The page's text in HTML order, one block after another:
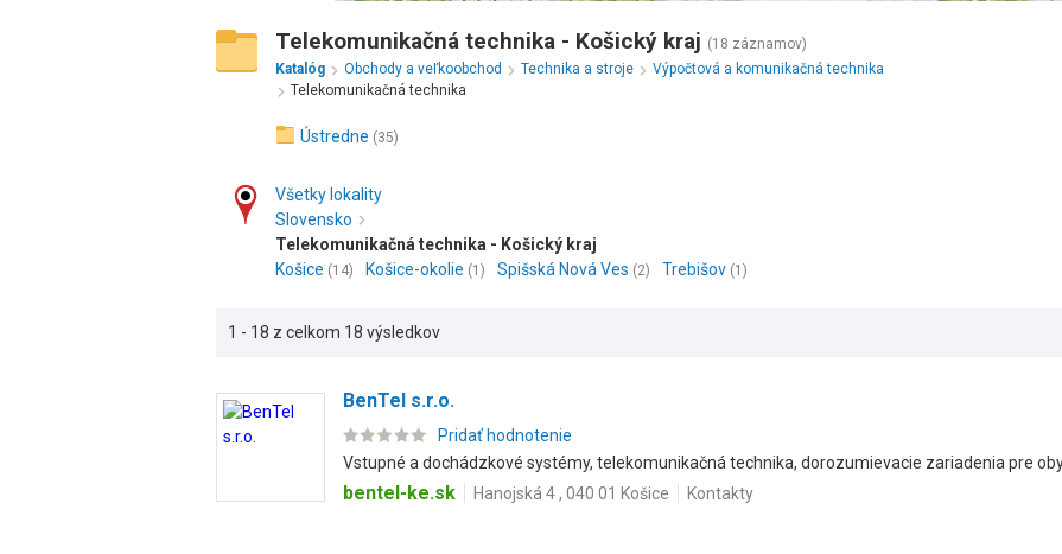
Telekomunikačná technika - Košický kraj (18 záznamov)
Katalóg
Obchody a veľkoobchod Technika a stroje
Výpočtová a komunikačná technika
Telekomunikačná technika
Ústredne (35)
Všetky lokality
Slovensko
Telekomunikačná technika - Košický kraj
Košice (14) Košice-okolie (1) Spišská Nová Ves (2) Trebišov (1)
1 - 18 z celkom 18 výsledkov
BenTel s.r.o.
Pridať hodnotenie
Vstupné a dochádzkové systémy, telekomunikačná technika, dorozumievacie zariadenia pre
bentel-ke.sk Hanojská 4 , 040 01 Košice Kontakty